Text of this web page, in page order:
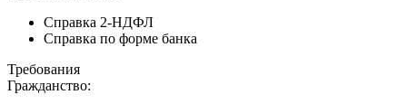
Справка 2-НДФЛ
Справка по форме банка
Требования
Гражданство: